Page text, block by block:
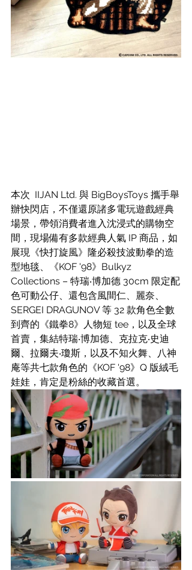
本次  IIJAN Ltd. 與 BigBoysToys 攜手舉
辦快閃店，不僅還原諸多電玩遊戲經典
場景，帶領消費者進入沈浸式的購物空
間，現場備有多款經典人氣 IP 商品，如
展現《快打旋風》隆必殺技波動拳的造
型地毯、《KOF '98》Bulkyz
Collections – 特瑞‧博加德 30cm 限定配
色可動公仔、還包含風間仁、麗奈、
SERGEI DRAGUNOV 等 32 款角色全數
到齊的《鐵拳8》人物短 tee，以及全球
首賣，集結特瑞‧博加德、克拉克‧史迪
爾、拉爾夫‧瓊斯，以及不知火舞、八神
庵等共七款角色的《KOF '98》Q 版絨毛
娃娃，肯定是粉絲的收藏首選。